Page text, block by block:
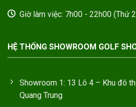
Giờ làm việc: 7h00 - 22h00 (Thứ
HỆ THỐNG SHOWROOM GOLF
Showroom 1: 13 Lô 4 – Khu đô
Quang Trung